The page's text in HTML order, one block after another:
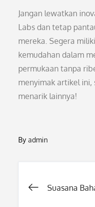
Jangan lewatkan
Labs dan tetap
mereka. Segera
kemudahan dalam
permukaan tanpa
menyimak artikel ini,
menarik lainnya!
Byadmin
Post
Suasana